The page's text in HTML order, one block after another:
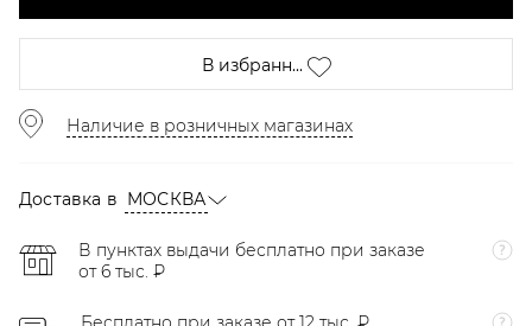
В избранн...
Наличие в розничных магазинах
Доставка в МОСКВА
В пунктах выдачи бесплатно при заказе
от 6 тыс. ₽